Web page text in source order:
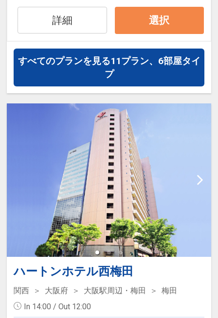
○画像は一例です。お部屋のデザインは
■お部屋■
○全室洗い場付のバスルームとトイレは
セパレート！
○全室加湿機能付空気清浄機完備
○全館Wi-Fi接続可能
○チェックイン／15:00 チェックアウト
■ユニバーサル・スタジオ・ジャパンか
ら徒歩約1分
設定期間：2024年10月1日～2027年7月
インターネットコース番号：DP-2-
200000034891
詳細 選択
すべてのプランを見る11プラン、6部屋タイ
プ
ハートンホテル西梅田
関西 大阪府 大阪駅周辺・梅田
梅田
In 14:00 / Out 12:00